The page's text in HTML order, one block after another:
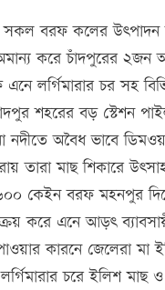
সকল বরফ কলের উৎপাদন
অমান্য করে চাঁদপুরের ২জন
লর্গিমারার চর সহ
শহরের বড় স্টেশন
অবৈধ ভাবে
তারা মাছ শিকারে
কেইন বরফ মহনপুর
করে এনে আড়ৎ
কারনে জেলেরা মা
চরে ইলিশ মাছ ও